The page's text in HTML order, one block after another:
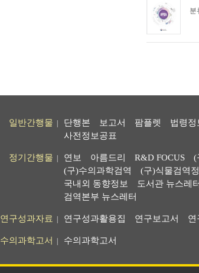
분
일반간행물 단행본 보고서 팜플렛
법령정
사전정보공표
정기간행물 연보 아름드리 R&D FOCUS
(
(구)수의과학검역
(구)식물검역
국내외 동향정보
도서관 뉴스레터
검역본부 뉴스레터
연구성과자료 연구성과활용집 연구보고서 연
수의과학고서 수의과학고서